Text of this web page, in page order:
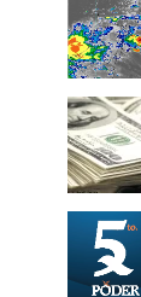
MERCADOS
Síntesis